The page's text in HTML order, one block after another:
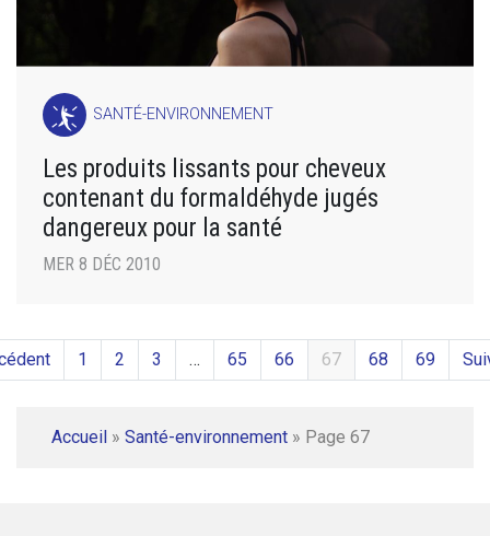
SANTÉ-ENVIRONNEMENT
Les produits lissants pour cheveux
contenant du formaldéhyde jugés
dangereux pour la santé
MER 8 DÉC 2010
1 2 3 … 65 66 67 68 69
Accueil » Santé-environnement » Page 67